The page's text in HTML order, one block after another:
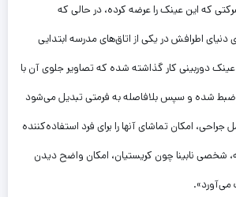
که این عینک را عرضه کرده، در حالی که
اطرافش در یکی از اتاق‌های مدرسه ابتدایی
دوربینی کار گذاشته شده که تصاویر جلوی آن با
ضبط شده و سپس بلافاصله به فرمتی تبدیل می‌شود
جراحی، امکان تماشای آنها را برای فرد استفاده‌کننده
شخصی نابینا چون کریستیان، امکان واضح دیدن
می‌آورد».